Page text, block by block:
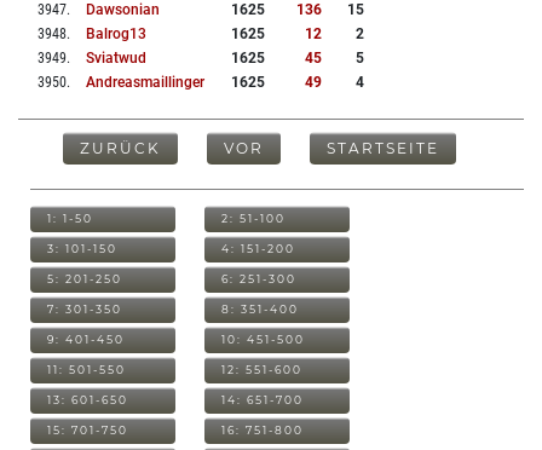
3947. Dawsonian 1625 136
15
3948. Balrog13 1625 12
2
3949. Sviatwud 1625 45
5
3950. Andreasmaillinger 1625 49 4
ZURÜCK VOR STARTSEITE
1: 1-50 2: 51-100
3: 101-150 4: 151-200
5: 201-250 6: 251-300
7: 301-350 8: 351-400
9: 401-450 10: 451-500
11: 501-550 12: 551-600
13: 601-650 14: 651-700
15: 701-750 16: 751-800